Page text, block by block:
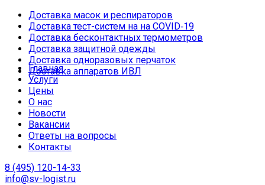
Доставка масок и респираторов
Доставка тест-систем на на COVID‑19
Доставка бесконтактных термометров
Доставка защитной одежды
Доставка одноразовых перчаток
Доставка аппаратов ИВЛ
Главная
Услуги
Цены
О нас
Новости
Вакансии
Ответы на вопросы
Контакты
8 (495) 120-14-33
info@sv-logist.ru